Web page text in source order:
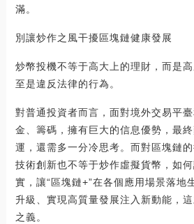
滿。
別讓炒作之風干擾區塊鏈健康發展
炒幣投機不等于高大上的理財，而是
至是違反法律的行為。
對普通投資者而言，面對境外交易平
金、籌碼，擁有巨大的信息優勢，最
運，還需多一分冷思考。而對區塊鏈
技術創新也不等于炒作虛擬貨幣，如
實，讓“區塊鏈+”在各個應用場景落地
升級、實現高質量發展注入新動能，
之義。